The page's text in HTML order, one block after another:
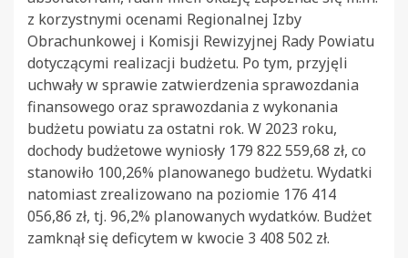
z korzystnymi ocenami Regionalnej Izby
Obrachunkowej i Komisji Rewizyjnej Rady Powiatu
dotyczącymi realizacji budżetu. Po tym, przyjęli
uchwały w sprawie zatwierdzenia sprawozdania
finansowego oraz sprawozdania z wykonania
budżetu powiatu za ostatni rok. W 2023 roku,
dochody budżetowe wyniosły 179 822 559,68 zł, co
stanowiło 100,26% planowanego budżetu. Wydatki
natomiast zrealizowano na poziomie 176 414
056,86 zł, tj. 96,2% planowanych wydatków. Budżet
zamknął się deficytem w kwocie 3 408 502 zł.